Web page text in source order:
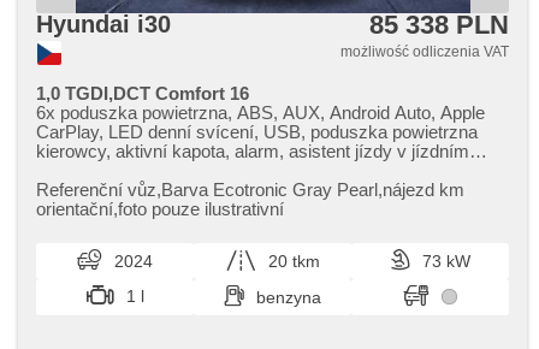
Hyundai i30 85 338 PLN
możliwość odliczenia VAT
1,0 TGDI,DCT Comfort 16
6x poduszka powietrzna, ABS, AUX, Android Auto, Apple
CarPlay, LED denní svícení, USB, poduszka powietrzna
kierowcy, aktivní kapota, alarm, asistent jízdy v jízdním
lampy ostrzegawcze, radio fabryczne, bluetooth, asystent
hamulcowy, zamykanie centralne - zdalne, centralny
dziennej, digitální příjem rádia (DAB), el. opuszczane
przednie szyby, hands free, isofix, klimatyzacja, halogeny,
kierownica wielofunkcyjna, nouzové brzdění (PEBS),
komputer pokładowy, wspomaganie układu kierowniczego,
Referenční vůz,​Barva Ecotronic Gray Pearl,​nájezd km
orientační,​foto pouze ilustrativní
2024 20 tkm
73 kW
1 l
benzyna